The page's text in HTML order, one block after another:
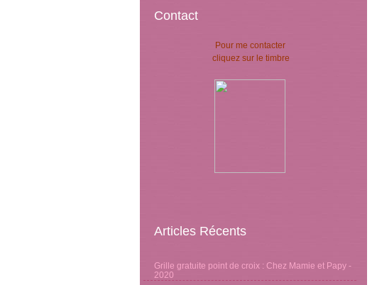
Contact
Pour me contacter
cliquez sur le timbre
Articles Récents
Grille gratuite point de croix : Chez Mamie et Papy -
2020